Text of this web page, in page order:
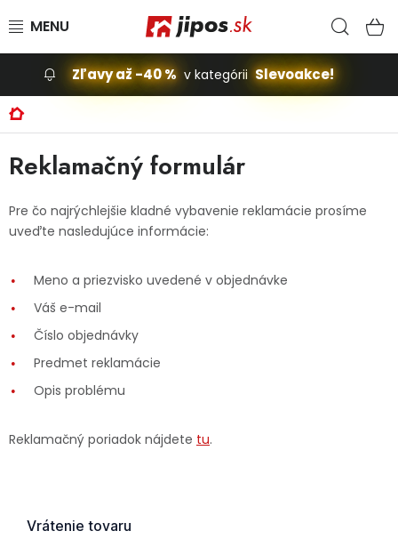
Slevoakce
Stavba, dom
Dielňa
Príslušenstvo pre automobily
Vybavenie a hračky pre deti
Domácnosť
Fotovoltaika
Zľavy až -40 % v kategórii Slevoakce!
Domov
Reklamačný formulár
Pre čo najrýchlejšie kladné vybavenie reklamácie prosíme
uveďte nasledujúce informácie:
Meno a priezvisko uvedené v objednávke
Váš e-mail
Číslo objednávky
Predmet reklamácie
Opis problému
Reklamačný poriadok nájdete tu.